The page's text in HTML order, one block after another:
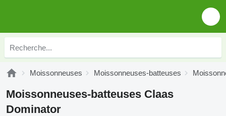
Moissonneuses Moissonneuses-batteuses
Moissonneuses-batteuses Claas
Dominator